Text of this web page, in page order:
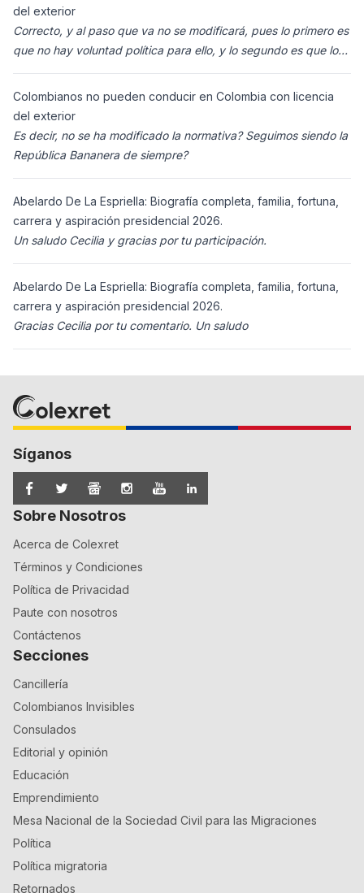
del exterior
Correcto, y al paso que va no se modificará, pues lo primero es
que no hay voluntad política para ello, y lo segundo es que los
Colombianos no pueden conducir en Colombia con licencia
del exterior
Es decir, no se ha modificado la normativa? Seguimos siendo la
República Bananera de siempre?
Abelardo De La Espriella: Biografía completa, familia, fortuna,
carrera y aspiración presidencial 2026.
Un saludo Cecilia y gracias por tu participación.
Abelardo De La Espriella: Biografía completa, familia, fortuna,
carrera y aspiración presidencial 2026.
Gracias Cecilia por tu comentario. Un saludo
Síganos
Sobre Nosotros
Acerca de Colexret
Términos y Condiciones
Política de Privacidad
Paute con nosotros
Contáctenos
Secciones
Cancillería
Colombianos Invisibles
Consulados
Editorial y opinión
Educación
Emprendimiento
Mesa Nacional de la Sociedad Civil para las Migraciones
Política
Política migratoria
Retornados